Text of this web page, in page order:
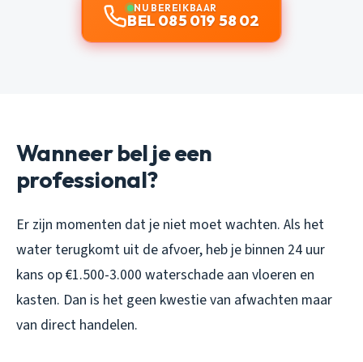
NU BEREIKBAAR
BEL 085 019 58 02
Wanneer bel je een
professional?
Er zijn momenten dat je niet moet wachten. Als het
water terugkomt uit de afvoer, heb je binnen 24 uur
kans op €1.500-3.000 waterschade aan vloeren en
kasten. Dan is het geen kwestie van afwachten maar
van direct handelen.